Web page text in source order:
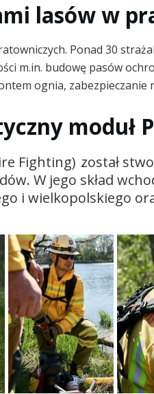
lasów w
Ponad 30
m.in. budowę pasów
ognia, zabezpieczanie
moduł
Fighting) został
W jego skład
i wielkopolskiego